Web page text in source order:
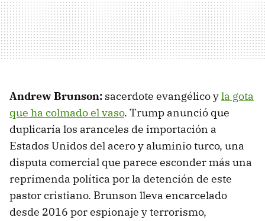
Andrew Brunson: sacerdote evangélico yla gota
que ha colmado el vaso. Trump anunció que
duplicaría los aranceles de importación a
Estados Unidos del acero y aluminio turco, una
disputa comercial que parece esconder más una
reprimenda política por la detención de este
pastor cristiano. Brunson lleva encarcelado
desde 2016 por espionaje y terrorismo,